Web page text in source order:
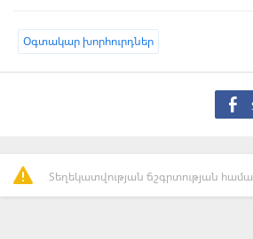
Oգտակար խորհուրդներ
Տեղեկատվության ճշգրտության